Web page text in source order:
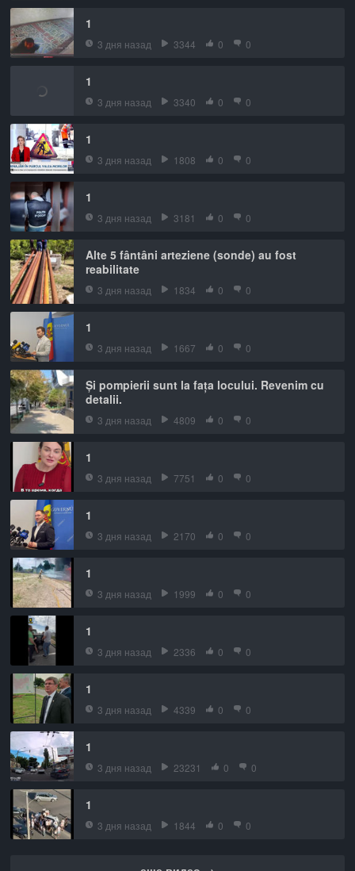
1
3 дня назад 3344 0 0
1
3 дня назад 3340 0 0
1
3 дня назад 1808 0 0
1
3 дня назад 3181 0 0
Alte 5 fântâni arteziene (sonde) au fost
reabilitate
3 дня назад 1834 0 0
1
3 дня назад 1667 0 0
Și pompierii sunt la fața locului. Revenim cu
detalii.
3 дня назад 4809 0 0
1
3 дня назад 7751 0 0
1
3 дня назад 2170 0 0
1
3 дня назад 1999 0 0
1
3 дня назад 2336 0 0
1
3 дня назад 4339 0 0
1
3 дня назад 23231 0 0
1
3 дня назад 1844 0 0